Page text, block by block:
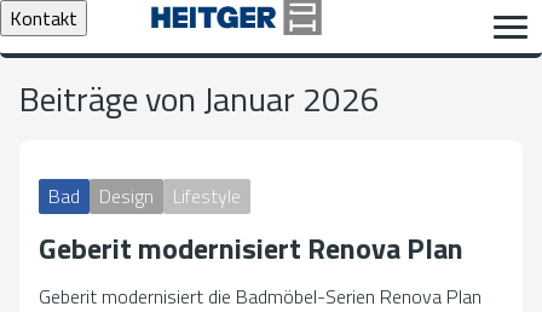
Kontakt
Beiträge von Januar 2026
Bad Design Lifestyle
Geberit modernisiert Renova Plan
Geberit modernisiert die Badmöbel-Serien Renova Plan